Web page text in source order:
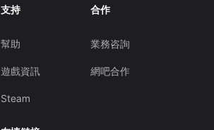
支持
幫助
遊戲資訊
Steam
合作
業務咨詢
網吧合作